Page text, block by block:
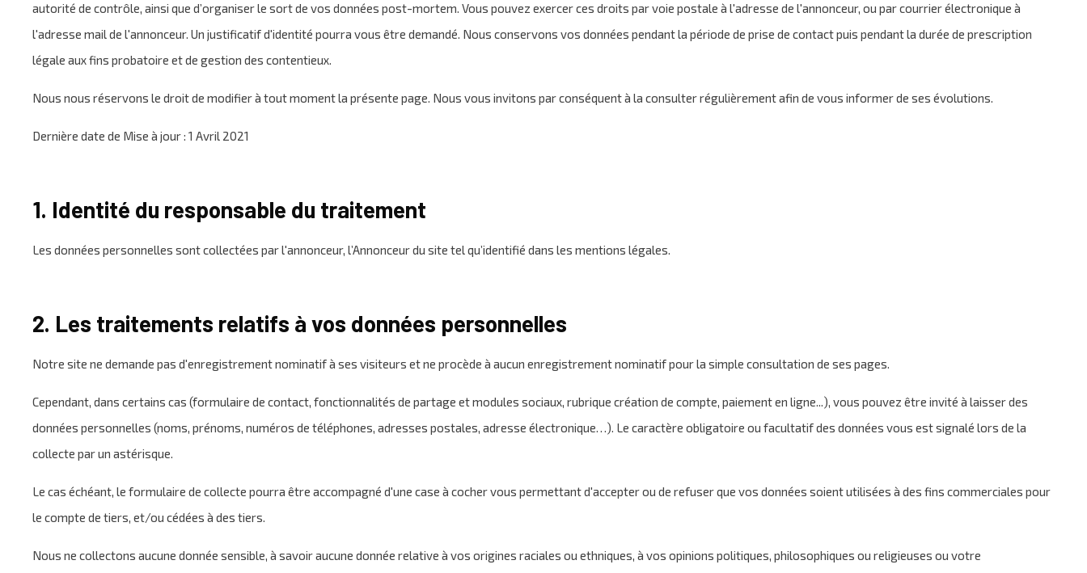
autorité de contrôle, ainsi que d’organiser le sort de vos données post-mortem. Vous pouvez exercer ces droits par voie postale à l'adresse de l'annonceur, ou par courrier électronique à
l'adresse mail de l'annonceur. Un justificatif d'identité pourra vous être demandé. Nous conservons vos données pendant la période de prise de contact puis pendant la durée de prescription
légale aux fins probatoire et de gestion des contentieux.
Nous nous réservons le droit de modifier à tout moment la présente page. Nous vous invitons par conséquent à la consulter régulièrement afin de vous informer de ses évolutions.
Dernière date de Mise à jour : 1 Avril 2021
1. Identité du responsable du traitement
Les données personnelles sont collectées par l'annonceur, l’Annonceur du site tel qu’identifié dans les mentions légales.
2. Les traitements relatifs à vos données personnelles
Notre site ne demande pas d'enregistrement nominatif à ses visiteurs et ne procède à aucun enregistrement nominatif pour la simple consultation de ses pages.
Cependant, dans certains cas (formulaire de contact, fonctionnalités de partage et modules sociaux, rubrique création de compte, paiement en ligne...), vous pouvez être invité à laisser des
données personnelles (noms, prénoms, numéros de téléphones, adresses postales, adresse électronique…). Le caractère obligatoire ou facultatif des données vous est signalé lors de la
collecte par un astérisque.
Le cas échéant, le formulaire de collecte pourra être accompagné d'une case à cocher vous permettant d'accepter ou de refuser que vos données soient utilisées à des fins commerciales pour
le compte de tiers, et/ou cédées à des tiers.
Nous ne collectons aucune donnée sensible, à savoir aucune donnée relative à vos origines raciales ou ethniques, à vos opinions politiques, philosophiques ou religieuses ou votre